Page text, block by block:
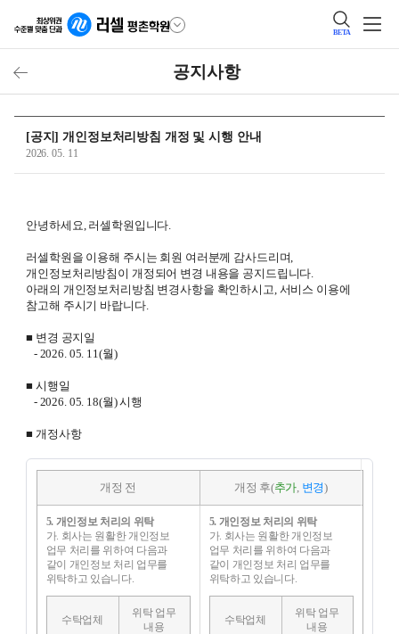
BETA
공지사항
[공지] 개인정보처리방침 개정 및 시행 안내
2026. 05. 11
안녕하세요, 러셀학원입니다.
러셀학원을 이용해 주시는 회원 여러분께 감사드리며,
개인정보처리방침이 개정되어 변경 내용을 공지드립니다.
아래의 개인정보처리방침 변경사항을 확인하시고, 서비스 이용에
참고해 주시기 바랍니다.
■ 변경 공지일
- 2026. 05. 11(월)
■ 시행일
- 2026. 05. 18(월) 시행
■ 개정사항
개정 전 개정 후(추가, 변경)
5. 개인정보 처리의 위탁
가. 회사는 원활한 개인정보
업무 처리를 위하여 다음과
같이 개인정보 처리 업무를
위탁하고 있습니다.
수탁업체
위탁 업무
내용
5. 개인정보 처리의 위탁
가. 회사는 원활한 개인정보
업무 처리를 위하여 다음과
같이 개인정보 처리 업무를
위탁하고 있습니다.
수탁업체
위탁 업무
내용